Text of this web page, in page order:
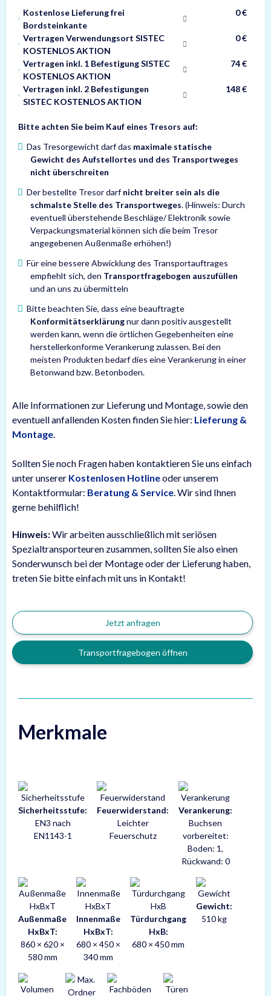
Kostenlose Lieferung frei
Bordsteinkante
0 €
Vertragen Verwendungsort SISTEC
KOSTENLOS AKTION
0 €
Vertragen inkl. 1 Befestigung SISTEC
KOSTENLOS AKTION
74 €
Vertragen inkl. 2 Befestigungen
SISTEC KOSTENLOS AKTION
148 €
Bitte achten Sie beim Kauf eines Tresors auf:
Das Tresorgewicht darf das maximale statische
Gewicht des Aufstellortes und des Transportweges
nicht überschreiten
Der bestellte Tresor darfnicht breiter sein als die
schmalste Stelle des Transportweges. (Hinweis: Durch
eventuell überstehende Beschläge/ Elektronik sowie
Verpackungsmaterial können sich die beim Tresor
angegebenen Außenmaße erhöhen!)
Für eine bessere Abwicklung des Transportauftrages
empfiehlt sich, den Transportfragebogen auszufüllen
und an uns zu übermitteln
Bitte beachten Sie, dass eine beauftragte
Konformitätserklärungnur dann positiv ausgestellt
werden kann, wenn die örtlichen Gegebenheiten eine
herstellerkonforme Verankerung zulassen. Bei den
meisten Produkten bedarf dies eine Verankerung in einer
Betonwand bzw. Betonboden.
Alle Informationen zur Lieferung und Montage, sowie den
eventuell anfallenden Kosten finden Sie hier: Lieferung &
Montage.
Sollten Sie noch Fragen haben kontaktieren Sie uns einfach
unter unserer Kostenlosen Hotlineoder unserem
Kontaktformular: Beratung & Service. Wir sind Ihnen
gerne behilflich!
Hinweis:Wir arbeiten ausschließlich mit seriösen
Spezialtransporteuren zusammen, sollten Sie also einen
Sonderwunsch bei der Montage oder der Lieferung haben,
treten Sie bitte einfach mit uns in Kontakt!
Jetzt anfragen
Transportfragebogen öffnen
Merkmale
Sicherheitsstufe:
EN3 nach
EN1143-1
Feuerwiderstand:
Leichter
Feuerschutz
Verankerung:
Buchsen
vorbereitet:
Boden: 1,
Rückwand: 0
Außenmaße
HxBxT:
860 × 620 ×
580 mm
Innenmaße
HxBxT:
680 × 450 ×
340 mm
Türdurchgang
HxB:
680 × 450 mm
Gewicht:
510 kg